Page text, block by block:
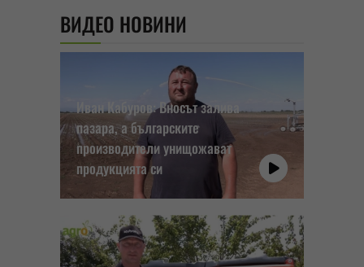
ВИДЕО НОВИНИ
Иван Кабуров: Вносът залива
пазара, а българските
производители унищожават
продукцията си